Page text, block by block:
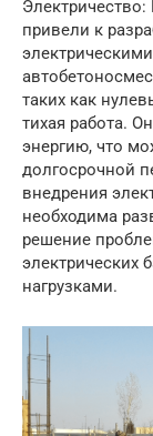
привели к
таких как
тихая работа.
энергию, что
долгосрочной
внедрения
необходима
решение
электрических
нагрузками.